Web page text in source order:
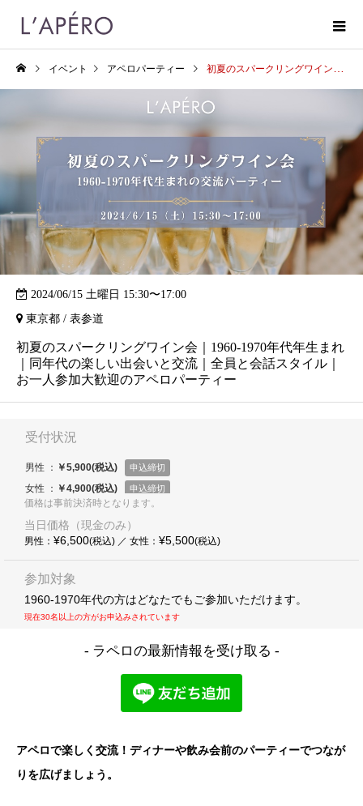
イベント アペロパーティー 初夏のスパークリングワイン会｜1960-1970年代年生まれ｜同年代の楽しい出会いと交流｜全員と会話スタイル｜お一人参加大歓迎のアペロパーティー
2024/06/15 土曜日 15:30〜17:00
東京都 / 表参道
初夏のスパークリングワイン会｜1960-1970年代年生まれ
｜同年代の楽しい出会いと交流｜全員と会話スタイル｜
お一人参加大歓迎のアペロパーティー
価格は事前決済時となります。
当日価格（現金のみ）
男性： ¥6,500(税込) ／ 女性： ¥5,500(税込)
参加対象
1960-1970年代の方はどなたでもご参加いただけます。
現在30名以上の方がお申込みされています
- ラペロの最新情報を受け取る -
アペロで楽しく交流！ディナーや飲み会前のパーティーでつなが
りを広げましょう。